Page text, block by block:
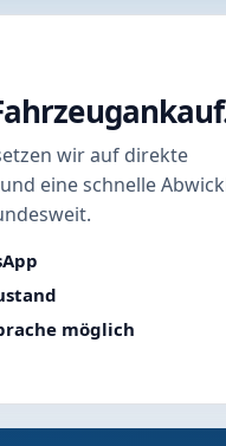
wir auf direkte
eine schnelle
möglich